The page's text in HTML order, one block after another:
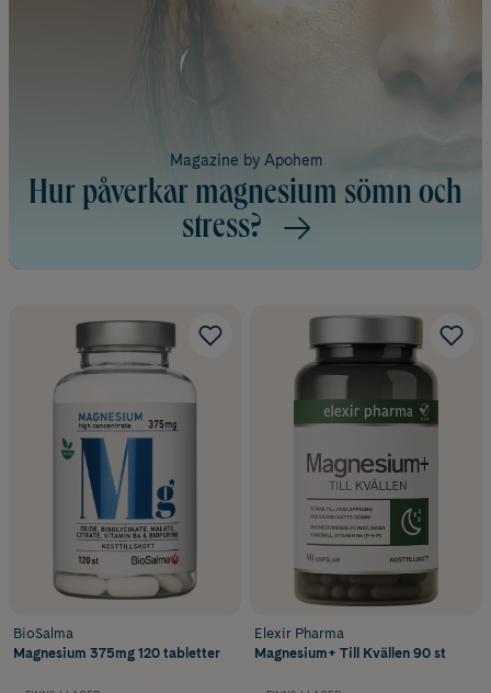
Magazine by Apohem
Hur påverkar magnesium sömn och
stress?
BioSalma
Magnesium 375mg 120 tabletter
Elexir Pharma
Magnesium+ Till Kvällen 90 st